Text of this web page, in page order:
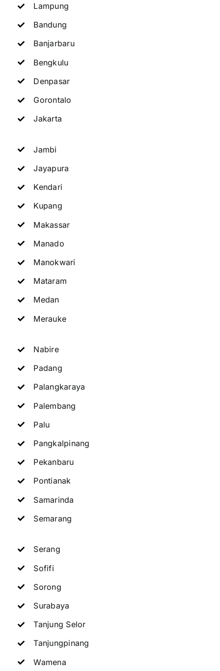
Lampung
Bandung
Banjarbaru
Bengkulu
Denpasar
Gorontalo
Jakarta
Jambi
Jayapura
Kendari
Kupang
Makassar
Manado
Manokwari
Mataram
Medan
Merauke
Nabire
Padang
Palangkaraya
Palembang
Palu
Pangkalpinang
Pekanbaru
Pontianak
Samarinda
Semarang
Serang
Sofifi
Sorong
Surabaya
Tanjung Selor
Tanjungpinang
Wamena